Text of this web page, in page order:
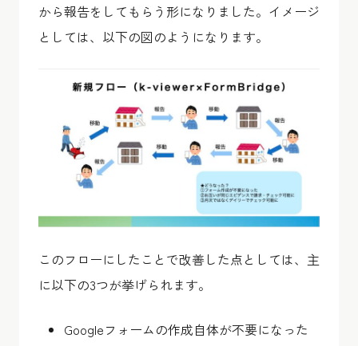
から報告をしてもらう形になりました。イメージ
としては、以下の図のようになります。
このフローにしたことで改善した点としては、主
に以下の3つが挙げられます。
Googleフォームの作成自体が不要になった